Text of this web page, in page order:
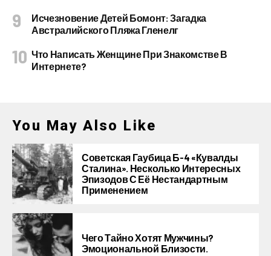
Исчезновение Детей Бомонт: Загадка
Австралийского Пляжа Гленелг
Что Написать Женщине При Знакомстве В
Интернете?
You May Also Like
Советская Гаубица Б-4 «Кувалды
Сталина». Несколько Интересных
Эпизодов С Её Нестандартным
Применением
Чего Тайно Хотят Мужчины?
Эмоциональной Близости.